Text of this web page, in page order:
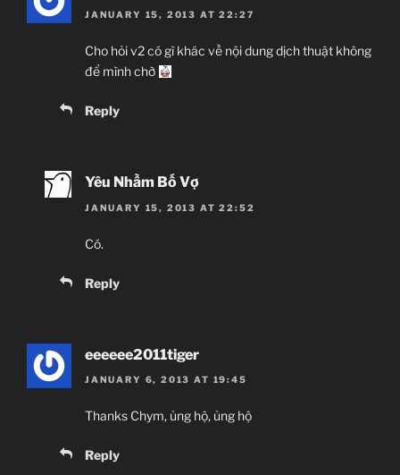
JANUARY 15, 2013 AT 22:27
Cho hỏi v2 có gì khác về nội dung dịch thuật không
để mình chờ
Reply
Yêu Nhầm Bố Vợ
JANUARY 15, 2013 AT 22:52
Có.
Reply
eeeeee2011tiger
JANUARY 6, 2013 AT 19:45
Thanks Chym, ủng hộ, ủng hộ
Reply